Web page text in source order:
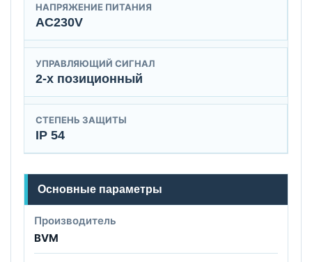
НАПРЯЖЕНИЕ ПИТАНИЯ
AC230V
УПРАВЛЯЮЩИЙ СИГНАЛ
2-х позиционный
СТЕПЕНЬ ЗАЩИТЫ
IP 54
Основные параметры
Производитель
BVM